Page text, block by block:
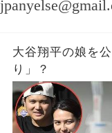
大谷翔平の娘を
り」？